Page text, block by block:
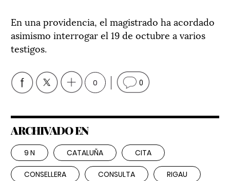
En una providencia, el magistrado ha acordado
asimismo interrogar el 19 de octubre a varios
testigos.
0 0
ARCHIVADO EN
9 N CATALUÑA CITA
CONSELLERA CONSULTA RIGAU